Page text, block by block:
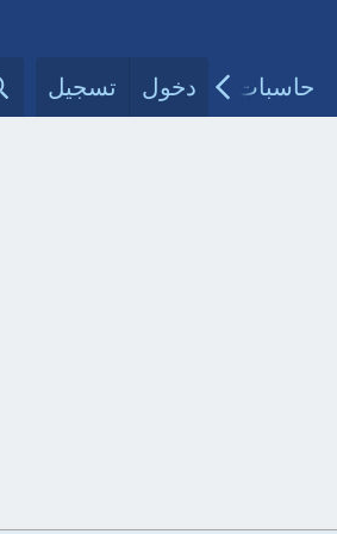
حاسبات طبية مقالات الأطباءدخول تسجيل